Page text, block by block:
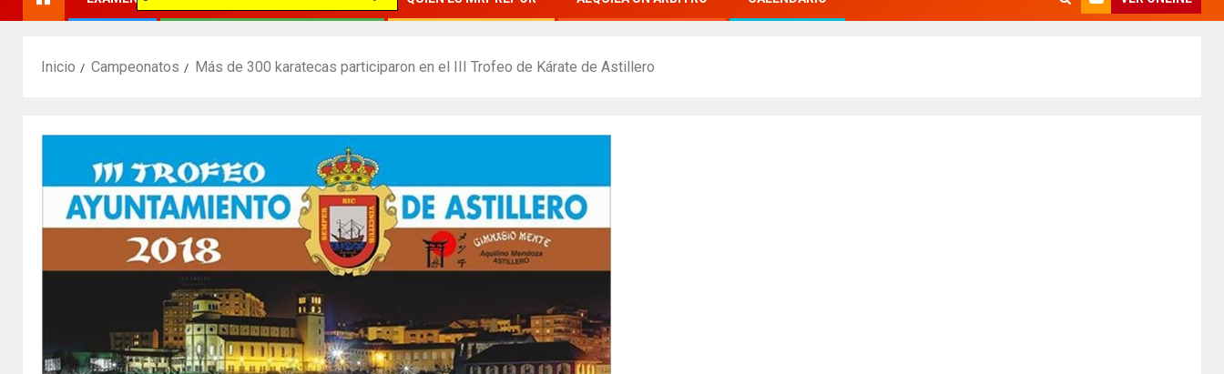
Inicio Campeonatos Más de 300 karatecas participaron en el III Trofeo de Kárate de Astillero